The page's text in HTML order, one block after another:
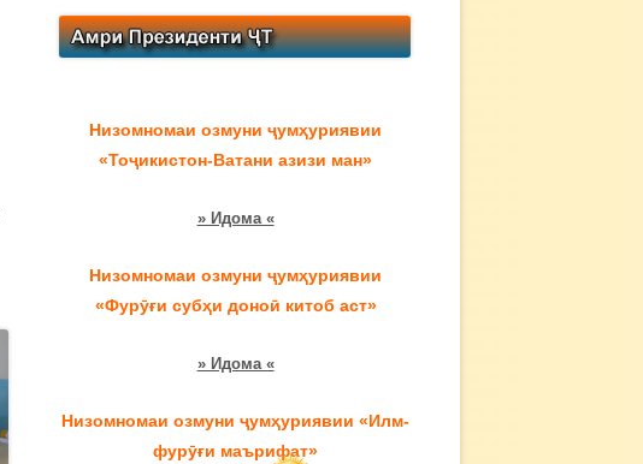
Низомномаи озмуни ҷумҳуриявии
«Тоҷикистон-Ватани азизи ман»
» Идома «
Низомномаи озмуни ҷумҳуриявии
«Фурӯғи субҳи доноӣ китоб аст»
» Идома «
Низомномаи озмуни ҷумҳуриявии «Илм-
фурӯғи маърифат»